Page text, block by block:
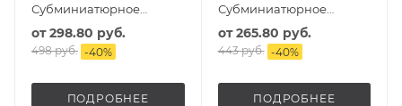
Субминиатюрное
электромеханическое
двухрядное реле
от298.80 руб.
498 руб. -40%
ПОДРОБНЕЕ
Субминиатюрное
электромеханическое
двухрядное реле
от265.80 руб.
443 руб. -40%
ПОДРОБНЕЕ